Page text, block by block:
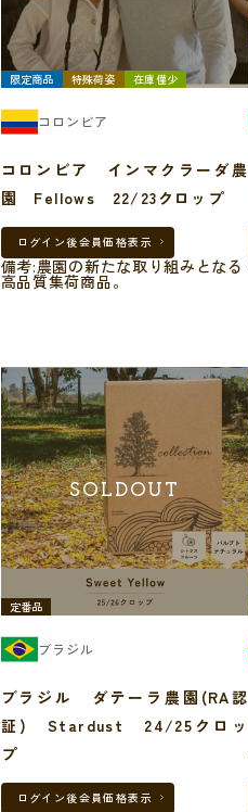
限定商品 特殊荷姿 在庫僅少
コロンビア
コロンビア インマクラーダ農
園 Fellows 22/23クロップ
ログイン後会員価格表示
備考:農園の新たな取り組みとなる
高品質集荷商品。
SOLDOUT
定番品
ブラジル
ブラジル ダテーラ農園(RA認
証) Stardust 24/25クロッ
プ
ログイン後会員価格表示